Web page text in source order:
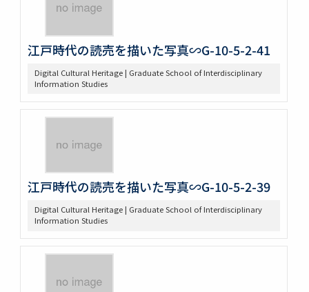
江戸時代の読売を描いた写真∽G-10-5-2-41
Digital Cultural Heritage | Graduate School of Interdisciplinary
Information Studies
江戸時代の読売を描いた写真∽G-10-5-2-39
Digital Cultural Heritage | Graduate School of Interdisciplinary
Information Studies